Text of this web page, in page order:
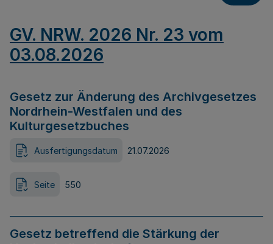
GV. NRW. 2026 Nr. 23 vom
03.08.2026
Gesetz zur Änderung des Archivgesetzes
Nordrhein-Westfalen und des
Kulturgesetzbuches
Ausfertigungsdatum 21.07.2026
Seite 550
Gesetz betreffend die Stärkung der